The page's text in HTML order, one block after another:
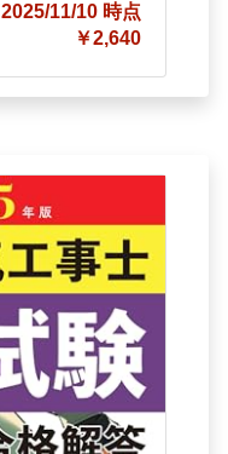
2025/11/10 時点
￥2,640